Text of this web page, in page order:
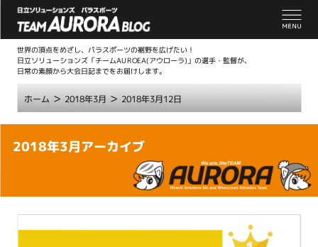
世界の頂点をめざし、パラスポーツの裾野を広げたい！
日立ソリューションズ「チームAUROEA(アウローラ)」の選手・監督が、
日常の素顔から大会日記までをお届けします。
ホーム > 2018年3月 > 2018年3月12日
本
2018年3月アーカイブ